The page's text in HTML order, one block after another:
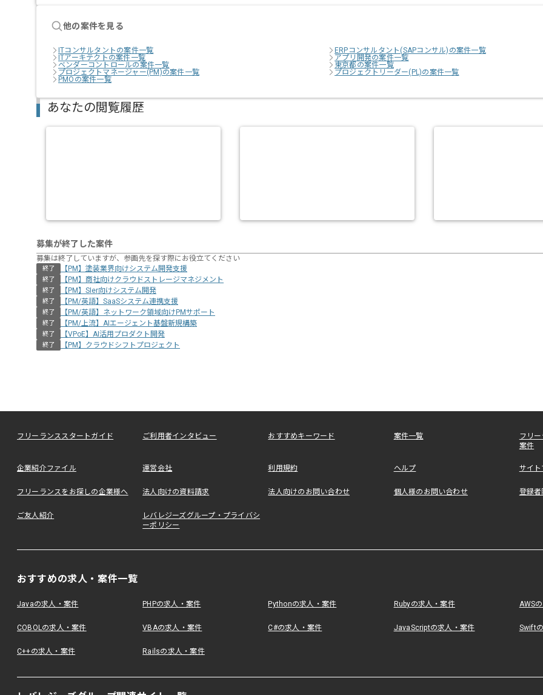
他の案件を見る
ITコンサルタントの案件一覧
ERPコンサルタント(SAPコンサル)の案件一覧
ITアーキテクトの案件一覧
アプリ開発の案件一覧
ベンダーコントロールの案件一覧
東京都の案件一覧
プロジェクトマネージャー(PM)の案件一覧
プロジェクトリーダー(PL)の案件一覧
PMOの案件一覧
あなたの閲覧履歴
募集が終了した案件
募集は終了していますが、参画先を探す際にお役立てください
終了 【PM】塗装業界向けシステム開発支援
終了 【PM】商社向けクラウドストレージマネジメント
終了 【PM】SIer向けシステム開発
終了 【PM/英語】SaaSシステム連携支援
終了 【PM/英語】ネットワーク領域向けPMサポート
終了 【PM/上流】AIエージェント基盤新規構築
終了 【VPoE】AI活用プロダクト開発
終了 【PM】クラウドシフトプロジェクト
フリーランススタートガイド ご利用者インタビュー おすすめキーワード 案件一覧
フリ
案件
企業紹介ファイル 運営会社 利用規約 ヘルプ サイ
フリーランスをお探しの企業様へ 法人向けの資料請求 法人向けのお問い合わせ 個人様のお問い合わせ 登録者
ご友人紹介
レバレジーズグループ・プライバシ
ーポリシー
おすすめの求人・案件一覧
Javaの求人・案件 PHPの求人・案件 Pythonの求人・案件 Rubyの求人・案件 AWS
COBOLの求人・案件 VBAの求人・案件 C#の求人・案件 JavaScriptの求人・案件 Swift
C++の求人・案件 Railsの求人・案件